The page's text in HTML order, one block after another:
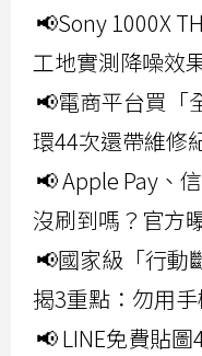
📢Sony 1000X
工地實測降噪效
📢電商平台買「
環44次還帶維修
📢 Apple Pay、
沒刷到嗎？官方
📢國家級「行動
揭3重點：勿用
📢 LINE免費貼